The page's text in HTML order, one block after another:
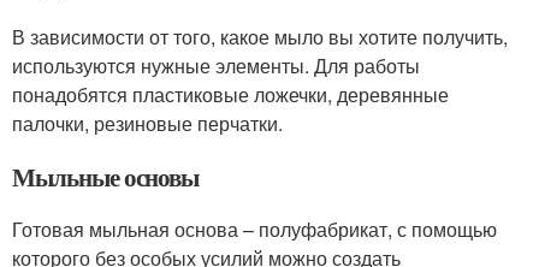
В зависимости от того, какое мыло вы хотите получить,
используются нужные элементы. Для работы
понадобятся пластиковые ложечки, деревянные
палочки, резиновые перчатки.
Мыльные основы
Готовая мыльная основа – полуфабрикат, с помощью
которого без особых усилий можно создать